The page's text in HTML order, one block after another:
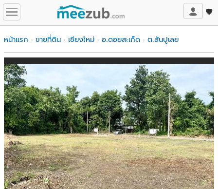
หน้าแรก ขายที่ดิน เชียงใหม่ อ.ดอยสะเก็ด ต.สันปูเลย